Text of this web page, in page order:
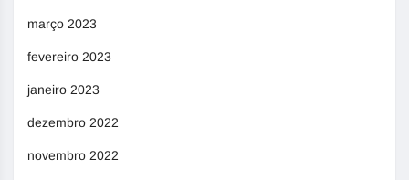
março 2023
fevereiro 2023
janeiro 2023
dezembro 2022
novembro 2022